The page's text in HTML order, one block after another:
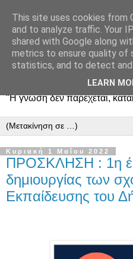
"Η γνώση δεν παρέχεται,
Κυριακή 1 Μαΐου 2022
ΠΡΟΣΚΛΗΣΗ : 1η
δημιουργίας των
Εκπαίδευσης του
This site uses cookies from
and to analyze traffic. Your
shared with Google along
metrics to ensure quality of
statistics, and to detect and
LEARN